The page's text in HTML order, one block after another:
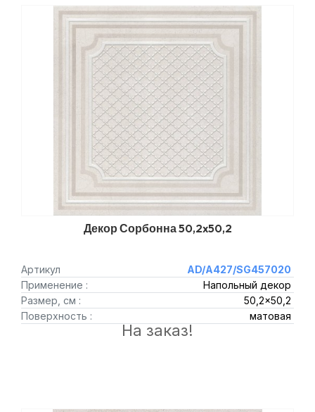
Декор Сорбонна 50,2x50,2
Артикул
AD/A427/SG457020
Применение :
Напольный декор
Размер, см :
50,2x50,2
Поверхность :
матовая
На заказ!